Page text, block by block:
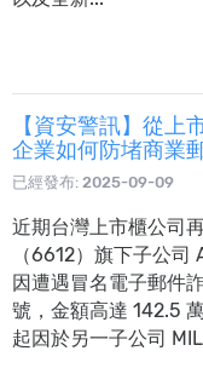
【資安警訊】從
企業如何防堵商業
已經發布: 2025-09-09
近期台灣上市櫃公司
（6612）旗下子公司
因遭遇冒名電子郵件
號，金額高達 142.5
起因於另一子公司